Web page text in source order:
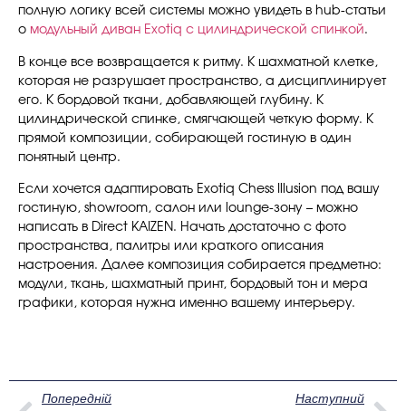
полную логику всей системы можно увидеть в hub-статьи
о модульный диван Exotiq с цилиндрической спинкой.
В конце все возвращается к ритму. К шахматной клетке,
которая не разрушает пространство, а дисциплинирует
его. К бордовой ткани, добавляющей глубину. К
цилиндрической спинке, смягчающей четкую форму. К
прямой композиции, собирающей гостиную в один
понятный центр.
Если хочется адаптировать Exotiq Chess Illusion под вашу
гостиную, showroom, салон или lounge-зону – можно
написать в Direct KAIZEN. Начать достаточно с фото
пространства, палитры или краткого описания
настроения. Далее композиция собирается предметно:
модули, ткань, шахматный принт, бордовый тон и мера
графики, которая нужна именно вашему интерьеру.
Попередній Наступний